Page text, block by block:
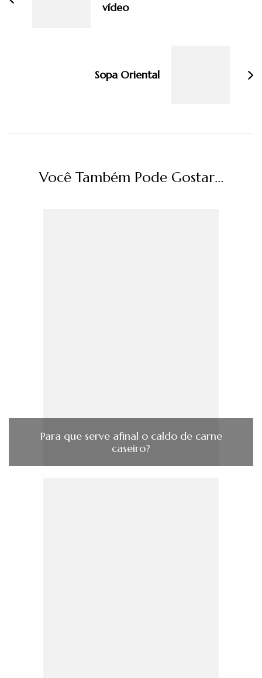
vídeo
Sopa Oriental
Você Também Pode Gostar...
Para que serve afinal o caldo de carne
caseiro?